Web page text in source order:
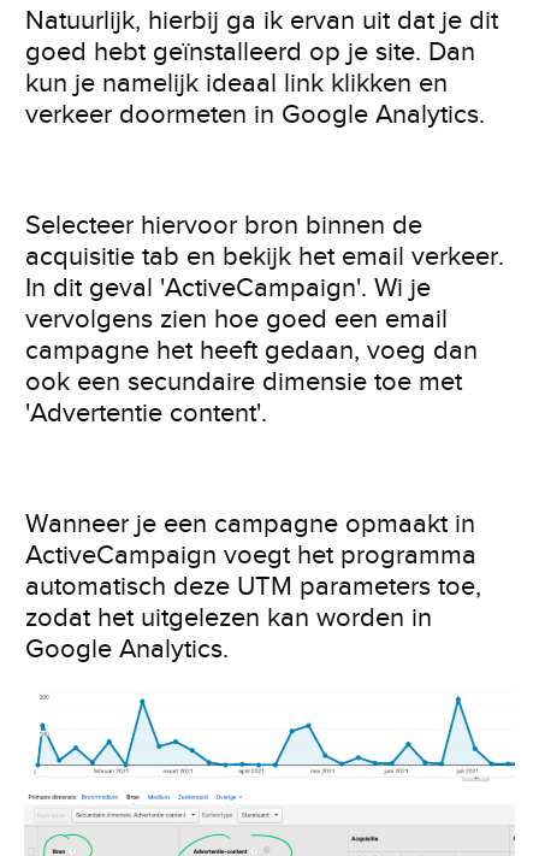
Natuurlijk, hierbij ga ik ervan uit dat je dit
goed hebt geïnstalleerd op je site. Dan
kun je namelijk ideaal link klikken en
verkeer doormeten in Google Analytics.
Selecteer hiervoor bron binnen de
acquisitie tab en bekijk het email verkeer.
In dit geval 'ActiveCampaign'. Wi je
vervolgens zien hoe goed een email
campagne het heeft gedaan, voeg dan
ook een secundaire dimensie toe met
'Advertentie content'.
Wanneer je een campagne opmaakt in
ActiveCampaign voegt het programma
automatisch deze UTM parameters toe,
zodat het uitgelezen kan worden in
Google Analytics.